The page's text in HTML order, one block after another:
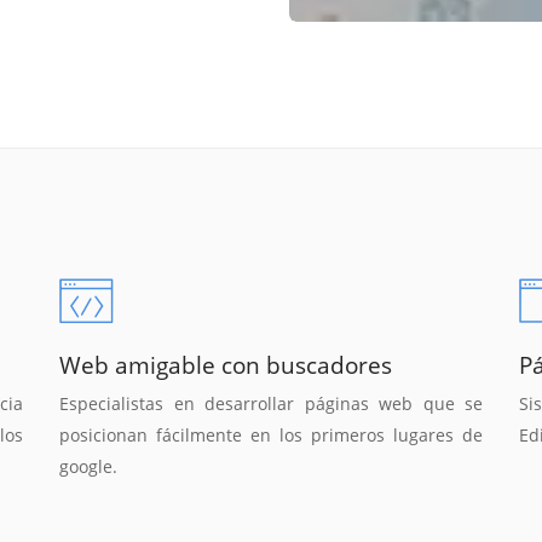
Web amigable con buscadores
Especialistas en desarrollar páginas web que se
posicionan fácilmente en los primeros lugares de
google.